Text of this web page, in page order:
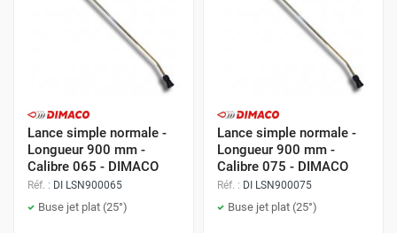
Lance simple normale -
Longueur 900 mm -
Calibre 065 - DIMACO
Réf. : DI LSN900065
Buse jet plat (25°)
Lance simple normale -
Longueur 900 mm -
Calibre 075 - DIMACO
Réf. : DI LSN900075
Buse jet plat (25°)